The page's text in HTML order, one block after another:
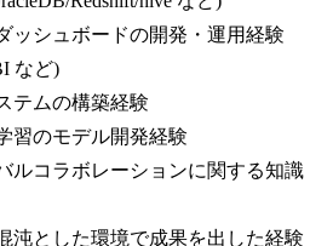
ッシュボードの開発・運用経験
など)
テムの構築経験
習のモデル開発経験
ルコラボレーションに関する知識
沌とした環境で成果を出した経験